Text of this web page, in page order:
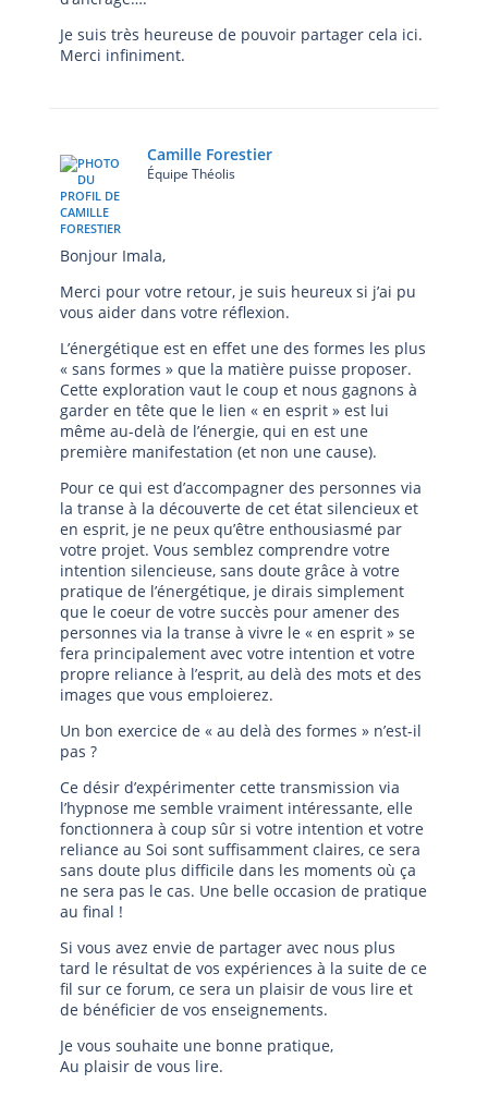
Je suis très heureuse de pouvoir partager cela ici.
Merci infiniment.
Camille Forestier
Équipe Théolis
Bonjour Imala,
Merci pour votre retour, je suis heureux si j’ai pu
vous aider dans votre réflexion.
L’énergétique est en effet une des formes les plus
« sans formes » que la matière puisse proposer.
Cette exploration vaut le coup et nous gagnons à
garder en tête que le lien « en esprit » est lui
même au-delà de l’énergie, qui en est une
première manifestation (et non une cause).
Pour ce qui est d’accompagner des personnes via
la transe à la découverte de cet état silencieux et
en esprit, je ne peux qu’être enthousiasmé par
votre projet. Vous semblez comprendre votre
intention silencieuse, sans doute grâce à votre
pratique de l’énergétique, je dirais simplement
que le coeur de votre succès pour amener des
personnes via la transe à vivre le « en esprit » se
fera principalement avec votre intention et votre
propre reliance à l’esprit, au delà des mots et des
images que vous emploierez.
Un bon exercice de « au delà des formes » n’est-il
pas ?
Ce désir d’expérimenter cette transmission via
l’hypnose me semble vraiment intéressante, elle
fonctionnera à coup sûr si votre intention et votre
reliance au Soi sont suffisamment claires, ce sera
sans doute plus difficile dans les moments où ça
ne sera pas le cas. Une belle occasion de pratique
au final !
Si vous avez envie de partager avec nous plus
tard le résultat de vos expériences à la suite de ce
fil sur ce forum, ce sera un plaisir de vous lire et
de bénéficier de vos enseignements.
Je vous souhaite une bonne pratique,
Au plaisir de vous lire.